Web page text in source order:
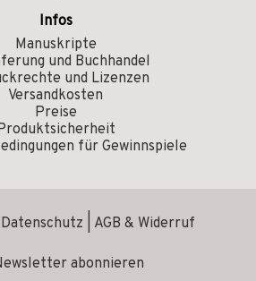
Infos
Manuskripte
und Buchhandel
und Lizenzen
Versandkosten
Preise
für Gewinnspiele
Datenschutz AGB & Widerruf
abonnieren